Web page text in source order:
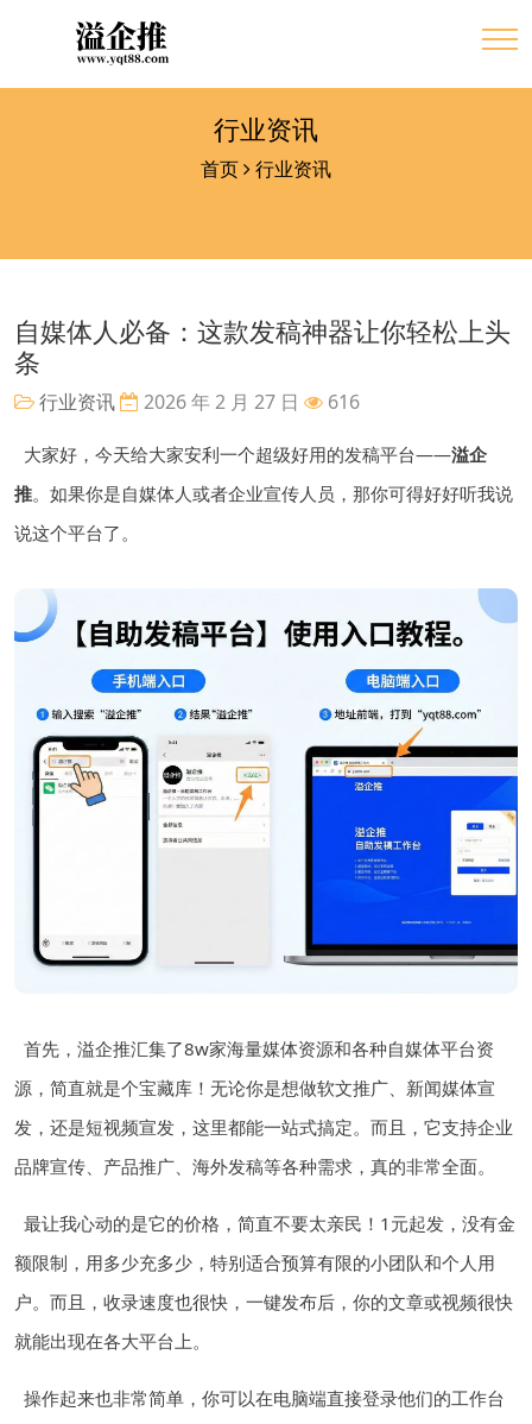
行业资讯
首页 行业资讯
自媒体人必备：这款发稿神器让你轻松上头
条
行业资讯 2026 年 2 月 27 日 616
大家好，今天给大家安利一个超级好用的发稿平台——溢企
推。如果你是自媒体人或者企业宣传人员，那你可得好好听我说
说这个平台了。
首先，溢企推汇集了8w家海量媒体资源和各种自媒体平台资
源，简直就是个宝藏库！无论你是想做软文推广、新闻媒体宣
发，还是短视频宣发，这里都能一站式搞定。而且，它支持企业
品牌宣传、产品推广、海外发稿等各种需求，真的非常全面。
最让我心动的是它的价格，简直不要太亲民！1元起发，没有金
额限制，用多少充多少，特别适合预算有限的小团队和个人用
户。而且，收录速度也很快，一键发布后，你的文章或视频很快
就能出现在各大平台上。
操作起来也非常简单，你可以在电脑端直接登录他们的工作台